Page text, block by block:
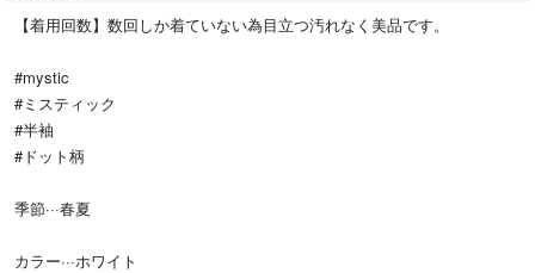
【着用回数】数回しか着ていない為目立つ汚れなく美品です。
#mystic
#ミスティック
#半袖
#ドット柄
季節···春夏
カラー···ホワイト